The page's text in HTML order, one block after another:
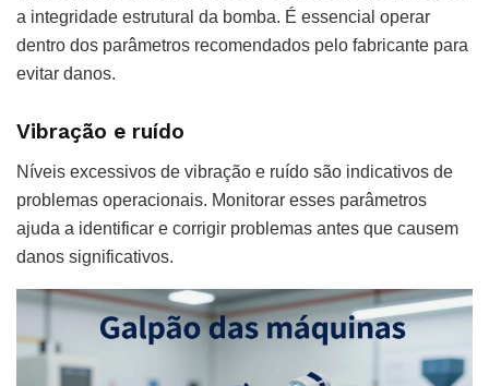
a integridade estrutural da bomba. É essencial operar
dentro dos parâmetros recomendados pelo fabricante para
evitar danos.
Vibração e ruído
Níveis excessivos de vibração e ruído são indicativos de
problemas operacionais. Monitorar esses parâmetros
ajuda a identificar e corrigir problemas antes que causem
danos significativos.